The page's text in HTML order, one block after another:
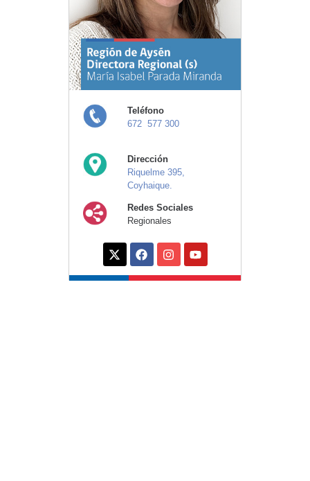
Teléfono
672 577 300
Dirección
Riquelme 395,
Coyhaique.
Redes Sociales
Regionales